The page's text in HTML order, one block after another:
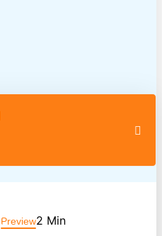
Preview2 Min